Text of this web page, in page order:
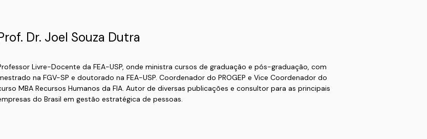
Dr. Joel Souza Dutra
Livre-Docente da FEA-USP, onde ministra cursos de graduação e pós-graduação, com
na FGV-SP e doutorado na FEA-USP. Coordenador do PROGEP e Vice Coordenador do
MBA Recursos Humanos da FIA. Autor de diversas publicações e consultor para as principais
do Brasil em gestão estratégica de pessoas.